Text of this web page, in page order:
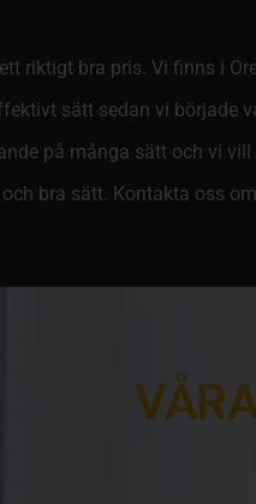
riktigt bra pris. Vi finns i
sätt sedan vi började
på många sätt och vi
bra sätt. Kontakta oss